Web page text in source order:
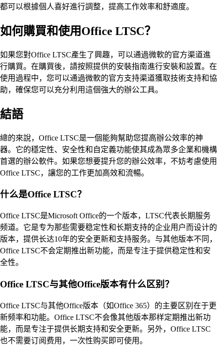
都可以根據個人喜好進行調整，提高工作效率和舒適度。
如何購買和使用Office LTSC？
如果您對Office LTSC產生了興趣，可以通過微軟的官方渠道進
行購買。在購買後，請按照提供的安裝指南進行安裝和設置。在
使用過程中，您可以通過微軟的官方支持渠道獲取技術支持和協
助，確保您可以充分利用這個強大的辦公工具。
結語
總的來說，Office LTSC是一個能夠幫助您提高辦公效率的神
器。它的穩定性、安全性和自定義功能使其成為眾多企業和機構
首選的辦公軟件。如果您想要提升您的辦公效率，不妨考慮使用
Office LTSC，讓您的工作更加高效和流暢。
什么是Office LTSC？
Office LTSC是Microsoft Office的一个版本，LTSC代表长期服务
频道。它是专为那些需要稳定性和长期支持的企业用户而设计的
版本，提供长达10年的安全更新和支持服务。与其他版本不同，
Office LTSC不会定期推出新功能，而是专注于提供稳定性和安
全性。
Office LTSC与其他Office版本有什么区别？
Office LTSC与其他Office版本（如Office 365）的主要区别在于更
新频率和功能。Office LTSC不会像其他版本那样定期推出新功
能，而是专注于提供长期支持和安全更新。另外，Office LTSC
也不需要订阅费用，一次性购买即可使用。